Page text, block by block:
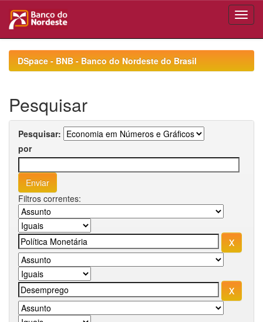
navigationDSpace - BNB - Banco do Nordeste do Brasil
Pesquisar
Pesquisar:
por
Filtros correntes: